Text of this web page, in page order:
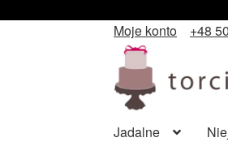
Moje konto
+48
Przejdź
do
nawigacji
Przejdź
do
treści
Jadalne